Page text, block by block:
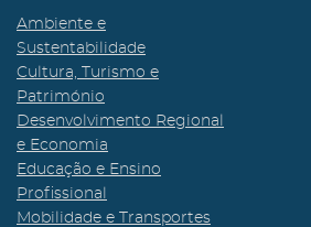
Ambiente e
Sustentabilidade
Cultura, Turismo e
Património
Desenvolvimento Regional
e Economia
Educação e Ensino
Profissional
Mobilidade e Transportes